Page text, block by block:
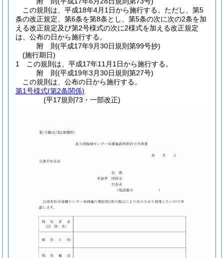
この規則は、平成18年4月1日から施行する。 ただし、第5
条の改正規定、第6条を第8条とし、第5条の次に次の2条を加
える改正規定及び第2号様式の次に2様式を加える改正規定
は、公布の日から施行する。
附 則(平成17年9月30日規則第99号抄)
(施行期日)
1
この規則は、平成17年11月1日から施行する。
附 則(平成19年3月30日規則第27号)
この規則は、公布の日から施行する。
第1号様式(第2条関係)
(平17規則73・一部改正)